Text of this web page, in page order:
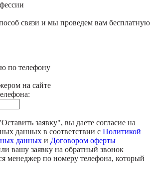
связи и мы проведем вам бесплатную
по телефону
на сайте
Оставить заявку", вы даете согласие на
данных в соответствии с Политикой
данных и Договором оферты
вашу заявку на обратный звонок
менеджер по номеру телефона, который